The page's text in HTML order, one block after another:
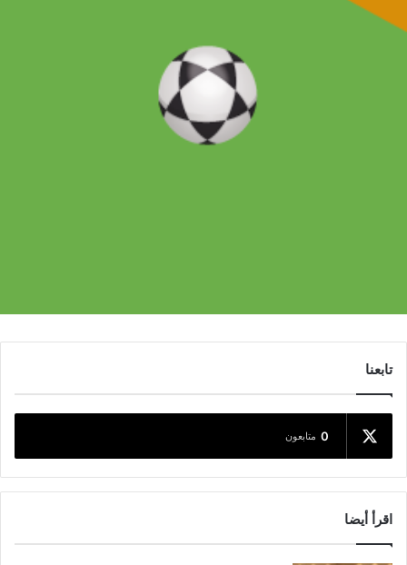
تابعنا
0 متابعون
اقرأ أيضا